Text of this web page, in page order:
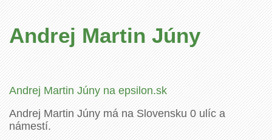
Andrej Martin Júny
Andrej Martin Júny na epsilon.sk
Andrej Martin Júny má na Slovensku 0 ulíc a
námestí.